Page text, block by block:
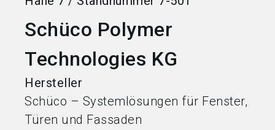
Schüco Polymer
Technologies KG
Hersteller
Schüco – Systemlösungen für Fenster,
Türen und Fassaden